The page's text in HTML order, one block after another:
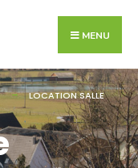
MENU
LOCATION SALLE